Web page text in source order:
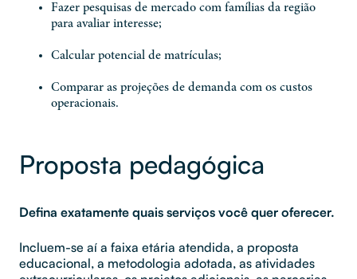
Fazer pesquisas de mercado com famílias da região
para avaliar interesse;
Calcular potencial de matrículas;
Comparar as projeções de demanda com os custos
operacionais.
Proposta pedagógica
Defina exatamente quais serviços você quer oferecer.
Incluem-se aí a faixa etária atendida, a proposta
educacional, a metodologia adotada, as atividades